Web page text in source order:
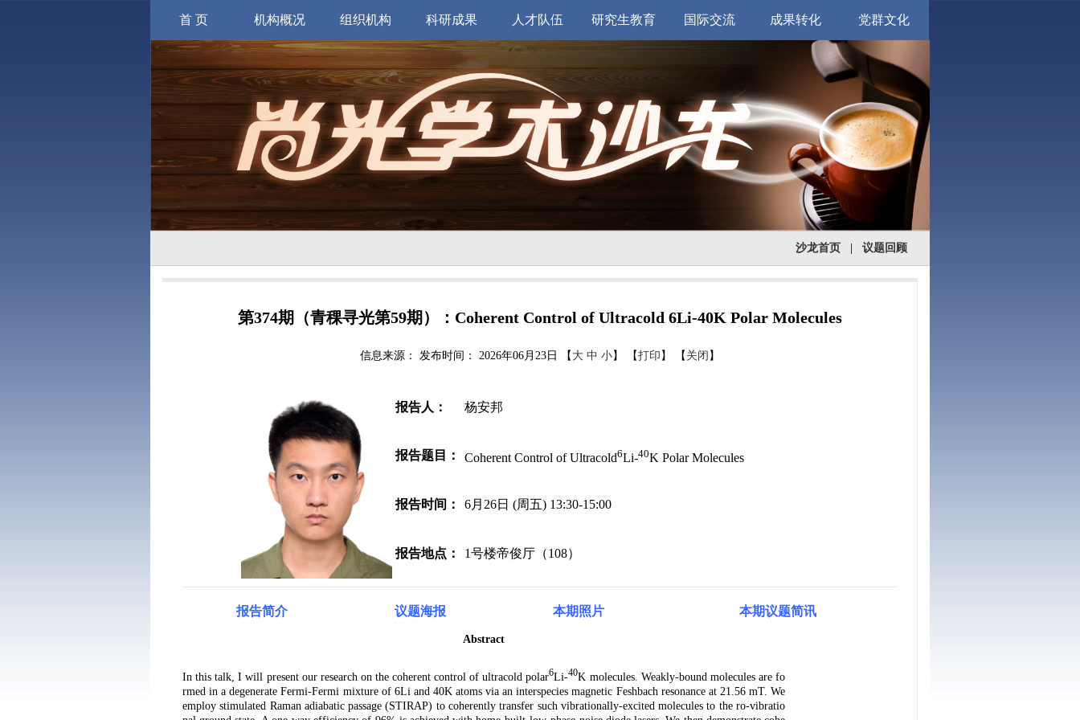
首 页 机构概况 组织机构 科研成果 人才队伍 研究生教育 国际交流 成果转化 党群文化
沙龙首页 议题回顾
第374期（青稞寻光第59期）：Coherent Control of Ultracold 6Li-40K Polar Molecules
信息来源： 发布时间： 2026年06月23日 【 大 中 小】 【打印 】 【 关闭 】
报告人： 杨安邦
报告题目： Coherent Control of Ultracold6Li-40K Polar Molecules
报告时间： 6月26日 (周五) 13:30-15:00
报告地点： 1号楼帝俊厅（108）
报告简介 议题海报 本期照片 本期议题简讯
Abstract
In this talk, I will present our research on the coherent control of ultracold polar6Li-40K molecules. Weakly-bound molecules are fo
rmed in a degenerate Fermi-Fermi mixture of 6Li and 40K atoms via an interspecies magnetic Feshbach resonance at 21.56 mT. We
employ stimulated Raman adiabatic passage (STIRAP) to coherently transfer such vibrationally-excited molecules to the ro-vibratio